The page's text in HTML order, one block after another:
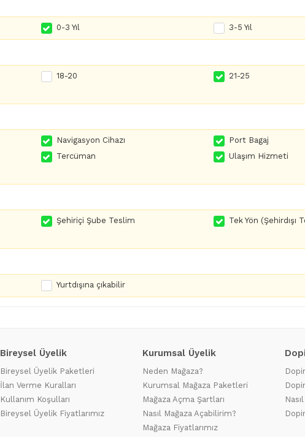
0-3 Yıl 3-5 Yıl
18-20 21-25
Navigasyon Cihazı Port Bagaj
Tercüman Ulaşım Hizmeti
Şehiriçi Şube Teslim Tek Yön (Şehirdışı
Yurtdışına çıkabilir
Bireysel Üyelik
Bireysel Üyelik Paketleri
İlan Verme Kuralları
Kullanım Koşulları
Bireysel Üyelik Fiyatlarımız
Kurumsal Üyelik
Neden Mağaza?
Kurumsal Mağaza Paketleri
Mağaza Açma Şartları
Nasıl Mağaza Açabilirim?
Mağaza Fiyatlarımız